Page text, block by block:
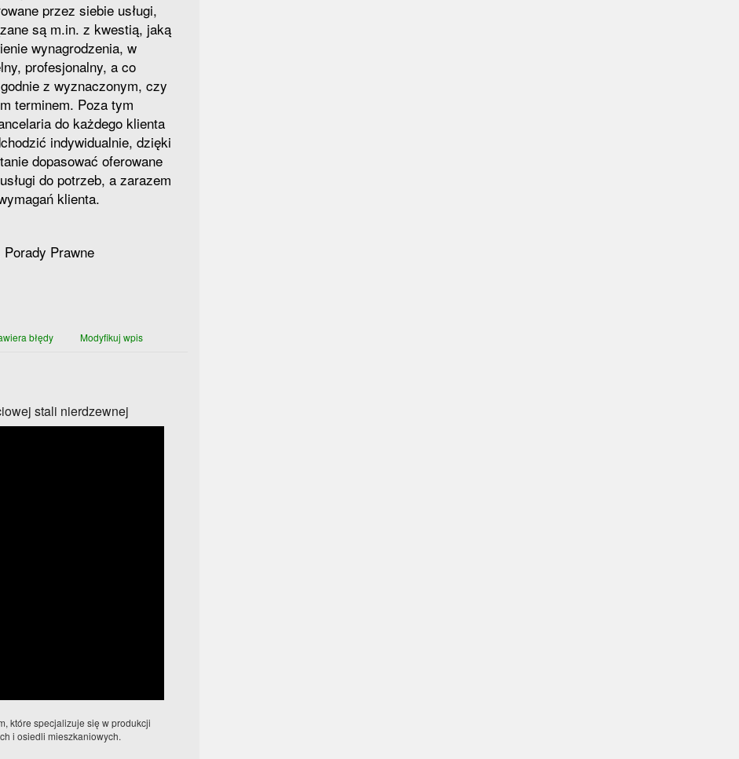
przez siebie usługi,
są m.in. z kwestią, jaką
wynagrodzenia, w
profesjonalny, a co
z wyznaczonym, czy
terminem. Poza tym
do każdego klienta
indywidualnie, dzięki
dopasować oferowane
do potrzeb, a zarazem
klienta.
Prawne
błędy Modyfikuj wpis
stali nierdzewnej
które specjalizuje się w produkcji
i osiedli mieszkaniowych.